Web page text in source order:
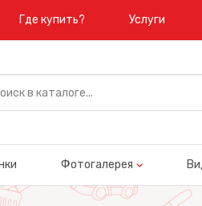
Где купить? Услуги
Фотогалерея